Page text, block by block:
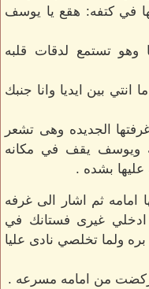
في كتفه: هقع يا يوسف
وهو تستمع لدقات قلبه
بين ايديا وانا جنبك
الجديده وهى تشعر
ويوسف يقف في مكانه
بشده .
امامه ثم اشار الى غرفه
ادخلي غيرى فستانك في
ولما تخلصي نادى عليا
من امامه مسرعه .